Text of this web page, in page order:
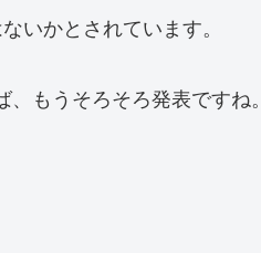
いかとされています。
もうそろそろ発表ですね。